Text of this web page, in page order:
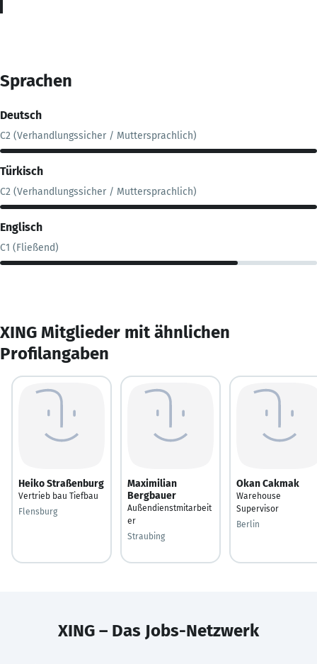
Sprachen
Deutsch
C2 (Verhandlungssicher / Muttersprachlich)
Türkisch
C2 (Verhandlungssicher / Muttersprachlich)
Englisch
C1 (Fließend)
XING Mitglieder mit ähnlichen
Profilangaben
Heiko Straßenburg
Vertrieb bau Tiefbau
Flensburg
Maximilian
Bergbauer
Außendienstmitarbeit
er
Straubing
Okan Cakmak
Warehouse
Supervisor
Berlin
XING – Das Jobs-Netzwerk